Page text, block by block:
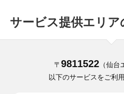
サービス提供エリア
〒 9811522（仙台
以下のサービスをご利